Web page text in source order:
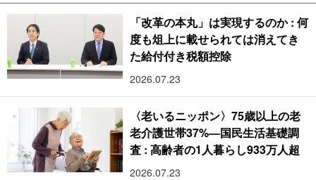
「改革の本丸」は実現するのか : 何
度も俎上に載せられては消えてき
た給付付き税額控除
2026.07.23
〈老いるニッポン〉75歳以上の老
老介護世帯37%―国民生活基礎調
査 : 高齢者の1人暮らし933万人超
2026.07.23